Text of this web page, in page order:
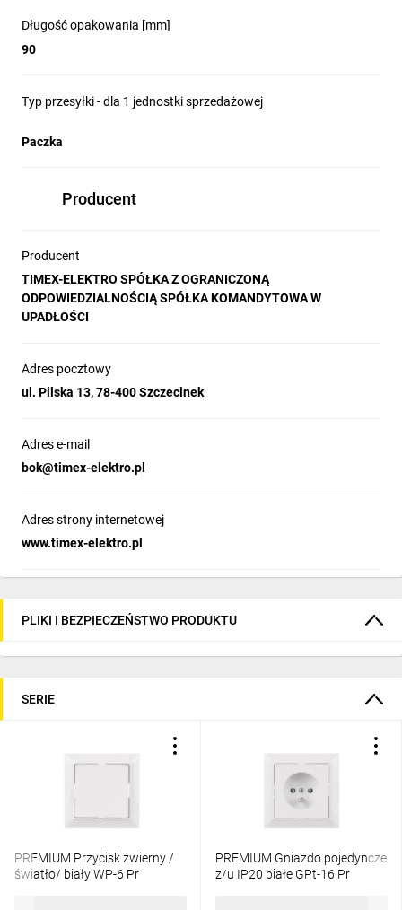
Długość opakowania [mm]
90
Typ przesyłki - dla 1 jednostki sprzedażowej
Paczka
Producent
Producent
TIMEX-ELEKTRO SPÓŁKA Z OGRANICZONĄ
ODPOWIEDZIALNOŚCIĄ SPÓŁKA KOMANDYTOWA W
UPADŁOŚCI
Adres pocztowy
ul. Pilska 13, 78-400 Szczecinek
Adres e-mail
bok@timex-elektro.pl
Adres strony internetowej
www.timex-elektro.pl
PLIKI I BEZPIECZEŃSTWO PRODUKTU
SERIE
PREMIUM Przycisk zwierny /
światło/ biały WP-6 Pr
PREMIUM Gniazdo pojedyncze
z/u IP20 białe GPt-16 Pr